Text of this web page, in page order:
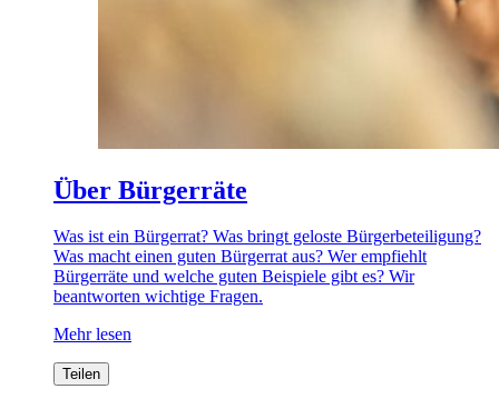
Über Bürgerräte
Was ist ein Bürgerrat? Was bringt geloste Bürgerbeteiligung?
Was macht einen guten Bürgerrat aus? Wer empfiehlt
Bürgerräte und welche guten Beispiele gibt es? Wir
beantworten wichtige Fragen.
Mehr lesen
Teilen